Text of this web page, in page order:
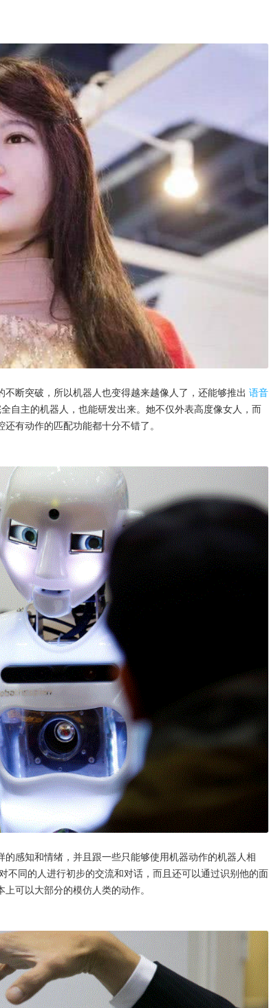
断突破，所以机器人也变得越来越像人了，还能够推出 语音
自主的机器人，也能研发出来。她不仅外表高度像女人，而
有动作的匹配功能都十分不错了。
感知和情绪，并且跟一些只能够使用机器动作的机器人相
不同的人进行初步的交流和对话，而且还可以通过识别他的面
可以大部分的模仿人类的动作。